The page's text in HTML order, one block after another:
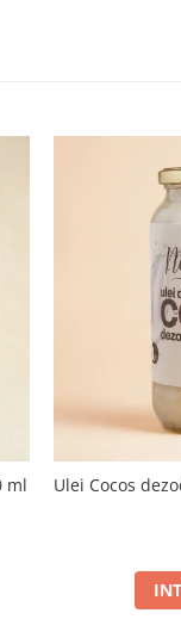
ml
Ulei Cocos